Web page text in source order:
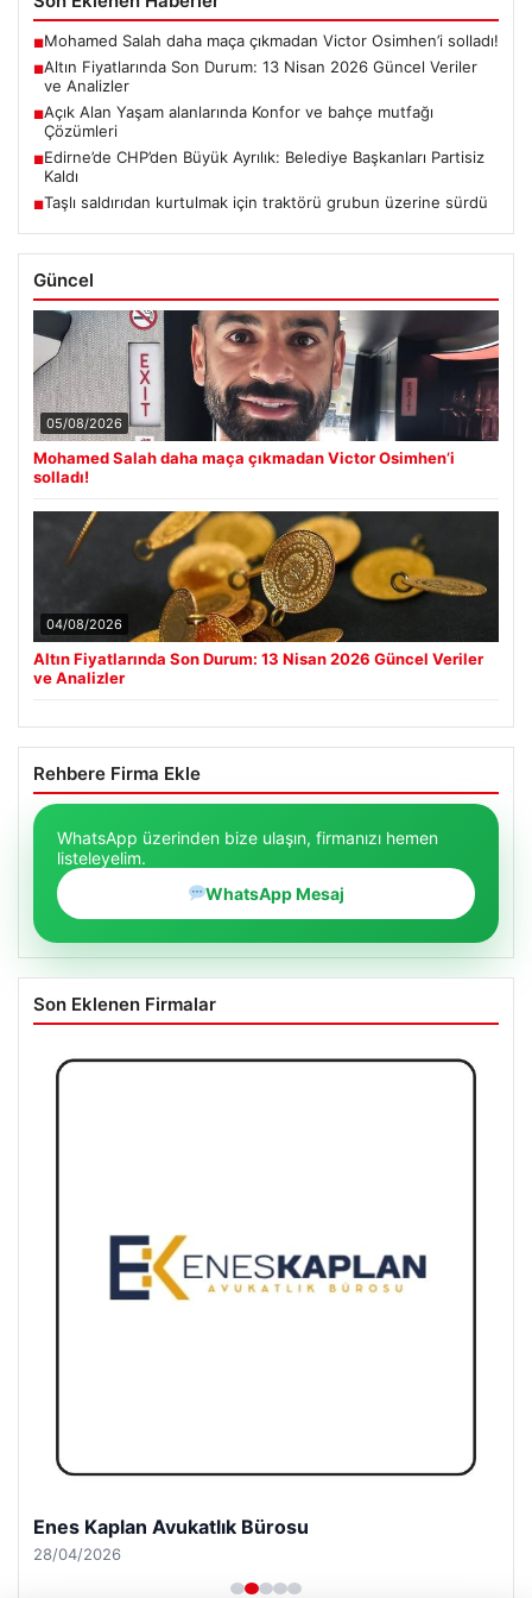
■Mohamed Salah daha maça çıkmadan Victor Osimhen’i solladı!
■Altın Fiyatlarında Son Durum: 13 Nisan 2026 Güncel Veriler
ve Analizler
■Açık Alan Yaşam alanlarında Konfor ve bahçe mutfağı
Çözümleri
■Edirne’de CHP’den Büyük Ayrılık: Belediye Başkanları Partisiz
Kaldı
■Taşlı saldırıdan kurtulmak için traktörü grubun üzerine sürdü
Güncel
05/08/2026
Mohamed Salah daha maça çıkmadan Victor Osimhen’i
solladı!
04/08/2026
Altın Fiyatlarında Son Durum: 13 Nisan 2026 Güncel Veriler
ve Analizler
Rehbere Firma Ekle
WhatsApp üzerinden bize ulaşın, firmanızı hemen
listeleyelim.
WhatsApp Mesaj
Son Eklenen Firmalar
Enes Kaplan Avukatlık Bürosu
28/04/2026